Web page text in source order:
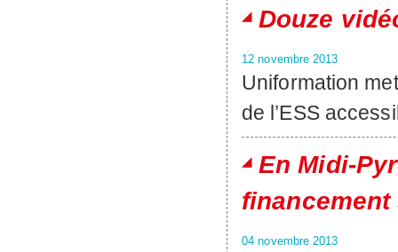
Douze
12 novembre 2013
Uniformation
de l’ESS
En Midi-
04 novembre 2013